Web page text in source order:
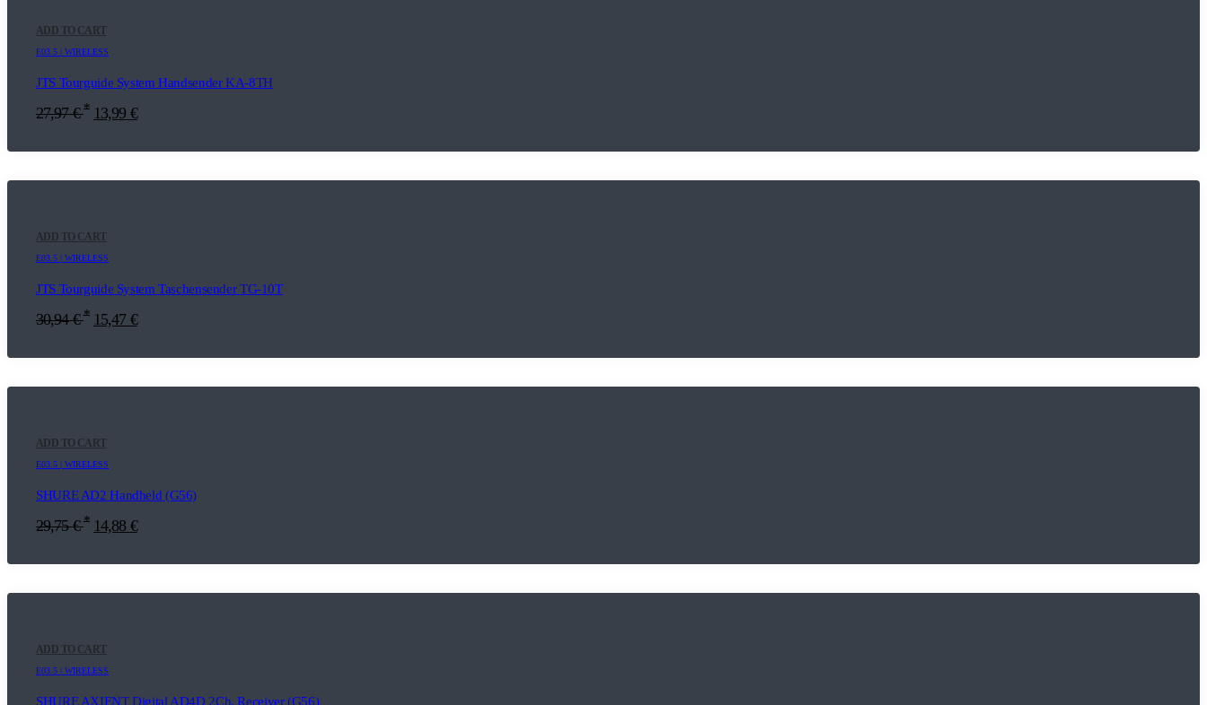
ADD TO CART
E03.5 | WIRELESS
JTS Tourguide System Handsender KA-8TH
27,97€ * 13,99 €
ADD TO CART
E03.5 | WIRELESS
JTS Tourguide System Taschensender TG-10T
30,94€ * 15,47 €
ADD TO CART
E03.5 | WIRELESS
SHURE AD2 Handheld (G56)
29,75€ * 14,88 €
ADD TO CART
E03.5 | WIRELESS
SHURE AXIENT Digital AD4D 2Ch. Receiver (G56)